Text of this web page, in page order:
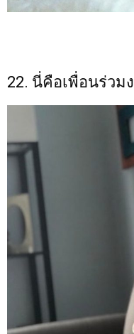
22. นี่คือเพื่อนร่วม